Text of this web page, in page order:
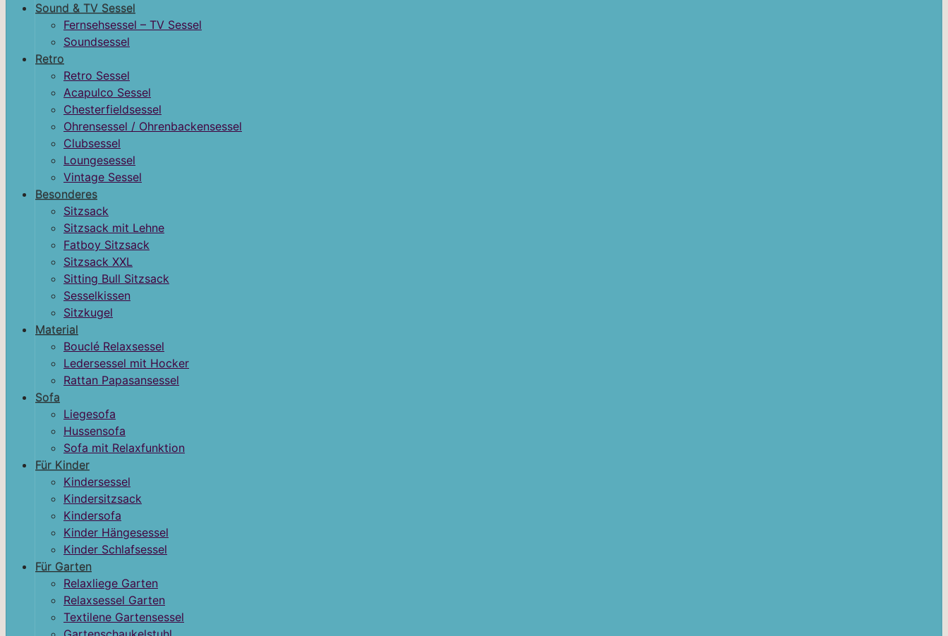
Sound & TV Sessel
Fernsehsessel – TV Sessel
Soundsessel
Retro
Retro Sessel
Acapulco Sessel
Chesterfieldsessel
Ohrensessel / Ohrenbackensessel
Clubsessel
Loungesessel
Vintage Sessel
Besonderes
Sitzsack
Sitzsack mit Lehne
Fatboy Sitzsack
Sitzsack XXL
Sitting Bull Sitzsack
Sesselkissen
Sitzkugel
Material
Bouclé Relaxsessel
Ledersessel mit Hocker
Rattan Papasansessel
Sofa
Liegesofa
Hussensofa
Sofa mit Relaxfunktion
Für Kinder
Kindersessel
Kindersitzsack
Kindersofa
Kinder Hängesessel
Kinder Schlafsessel
Für Garten
Relaxliege Garten
Relaxsessel Garten
Textilene Gartensessel